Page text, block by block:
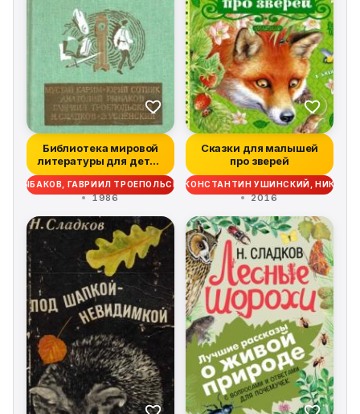
Библиотека мировой
литературы для детей
(Том 30. К...
РЫБАКОВ, ГАВРИИЛ ТРОЕПОЛЬСКИЙ, НИКОЛАЙ СЛАДКОВ, ЭДУАРД
1986
Сказки для малышей
про зверей
ЛЕВ ТОЛСТОЙ, СЕРГЕЙ МИХАЛКОВ, КОНСТАНТИН УШИНСКИЙ,
2016